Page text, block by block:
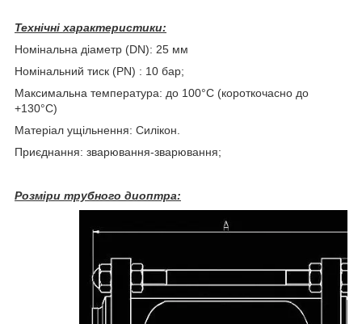
Технічні характеристики:
Номінальна діаметр (DN): 25 мм
Номінальний тиск (PN) : 10 бар;
Максимальна температура: до 100°С (короткочасно до
+130°С)
Матеріал ущільнення: Силікон.
Приєднання: зварювання-зварювання;
Розміри трубного диоптра: